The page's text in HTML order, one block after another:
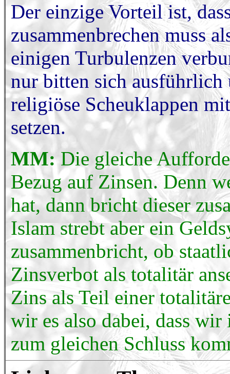
Der einzige Vorteil ist,
zusammenbrechen muss
einigen Turbulenzen
nur bitten sich ausführlich
religiöse Scheuklappen
setzen.
MM:Die gleiche
Bezug auf Zinsen. Denn
hat, dann bricht dieser
Islam strebt aber ein
zusammenbricht, ob
Zinsverbot als totalitär
Zins als Teil einer
wir es also dabei, dass
zum gleichen Schluss